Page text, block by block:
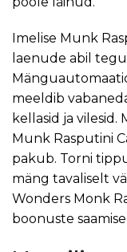
Imelise Munk
laenude abil
meeldib
kellasid ja
Munk Rasputini
pakub. Torni
mäng tavaliselt
Wonders Monk
boonuste